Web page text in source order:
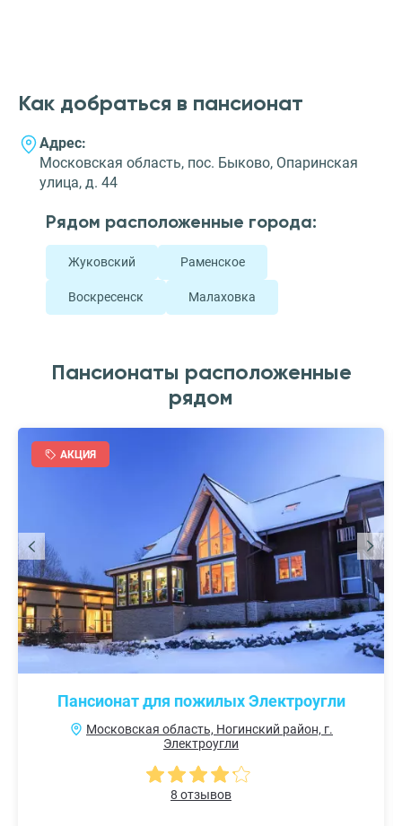
Как добраться в пансионат
Адрес:
Московская область, пос. Быково, Опаринская
улица, д. 44
Рядом расположенные города:
Жуковский Раменское
Воскресенск Малаховка
Пансионаты расположенные
рядом
АКЦИЯ
Пансионат для пожилых Электроугли
Московская область, Ногинский район, г.
Электроугли
8 отзывов